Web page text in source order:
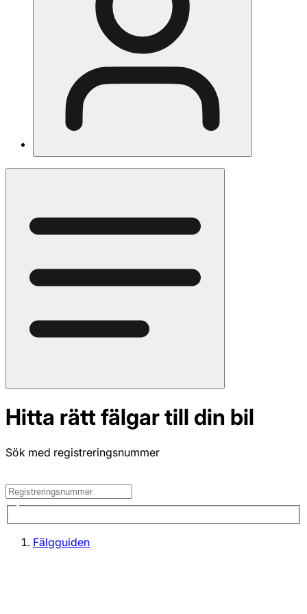
Hitta rätt fälgar till din bil
Sök med registreringsnummer
Fälgguiden